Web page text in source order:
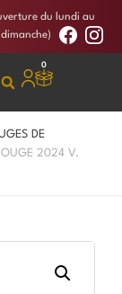
du lundi au
dimanche)
0
DE
2024 V.